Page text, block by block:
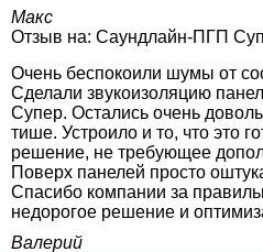
Макс
Отзыв на: Саундлайн-ПГП
Очень беспокоили шумы от
Сделали звукоизоляцию
Супер. Остались очень
тише. Устроило и то, что это
решение, не требующее
Поверх панелей просто
Спасибо компании за
недорогое решение и
Валерий